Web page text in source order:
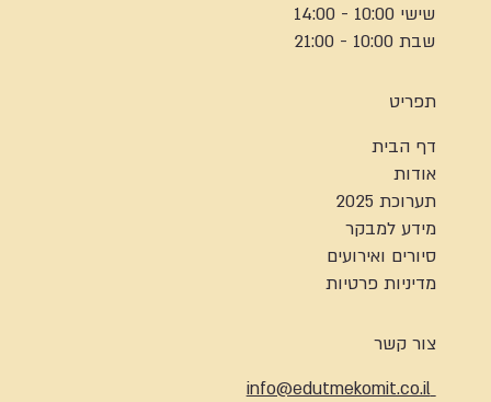
שישי 10:00 - 14:00
שבת 10:00 - 21:00
תפריט
דף הבית
אודות
תערוכת 2025
מידע למבקר
סיורים ואירועים
מדיניות פרטיות
צור קשר
info@edutmekomit.co.il